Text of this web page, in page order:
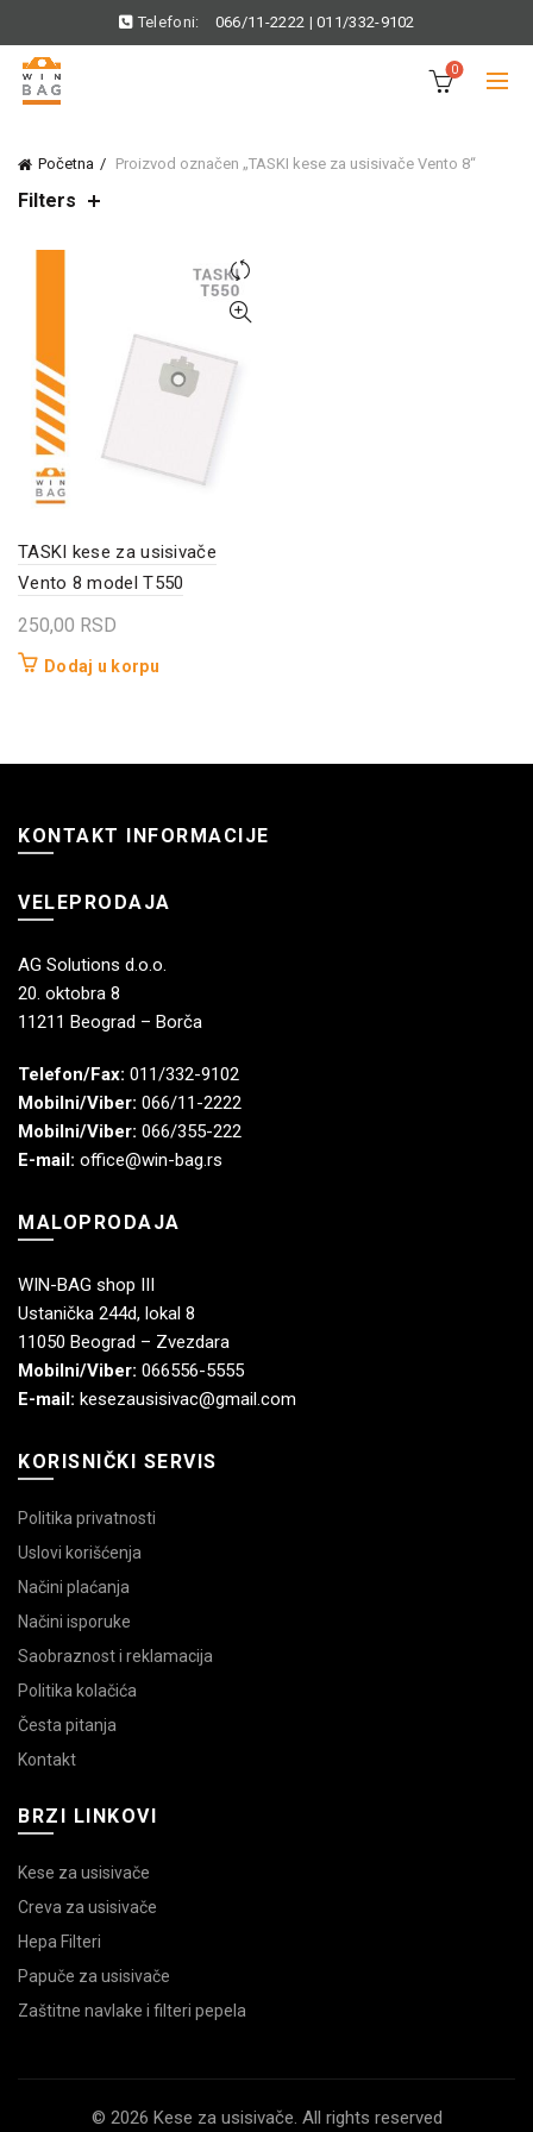
Telefoni: 066/11-2222 |011/332-9102
0
Početna Proizvod označen „TASKI kese za usisivače Vento 8“
Filters
TASKI kese za usisivače
Vento 8 model T550
250,00 RSD
Dodaj u korpu
KONTAKT INFORMACIJE
VELEPRODAJA
AG Solutions d.o.o.
20. oktobra 8
11211 Beograd – Borča
Telefon/Fax: 011/332-9102
Mobilni/Viber: 066/11-2222
Mobilni/Viber: 066/355-222
E-mail: office@win-bag.rs
MALOPRODAJA
WIN-BAG shop III
Ustanička 244d, lokal 8
11050 Beograd – Zvezdara
Mobilni/Viber: 066556-5555
E-mail: kesezausisivac@gmail.com
KORISNIČKI SERVIS
Politika privatnosti
Uslovi korišćenja
Načini plaćanja
Načini isporuke
Saobraznost i reklamacija
Politika kolačića
Česta pitanja
Kontakt
BRZI LINKOVI
Kese za usisivače
Creva za usisivače
Hepa Filteri
Papuče za usisivače
Zaštitne navlake i filteri pepela
© 2026 Kese za usisivače. All rights reserved